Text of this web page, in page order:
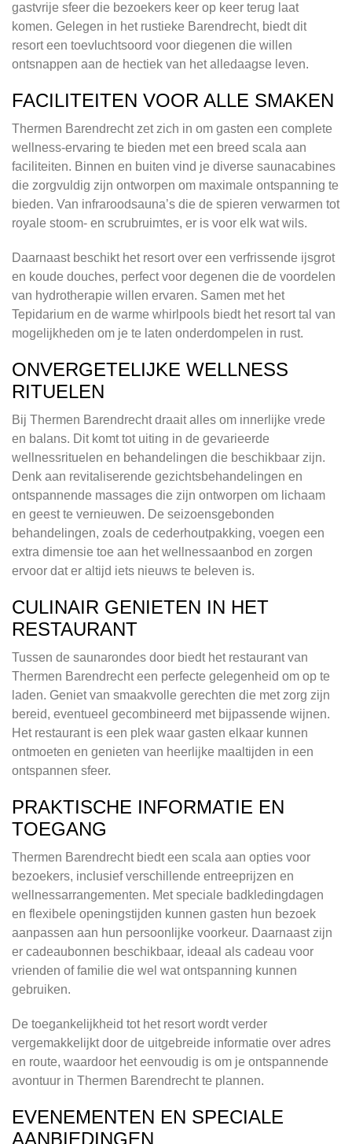
gastvrije sfeer die bezoekers keer op keer terug laat
komen. Gelegen in het rustieke Barendrecht, biedt dit
resort een toevluchtsoord voor diegenen die willen
ontsnappen aan de hectiek van het alledaagse leven.
FACILITEITEN VOOR ALLE SMAKEN
Thermen Barendrecht zet zich in om gasten een complete
wellness-ervaring te bieden met een breed scala aan
faciliteiten. Binnen en buiten vind je diverse saunacabines
die zorgvuldig zijn ontworpen om maximale ontspanning te
bieden. Van infraroodsauna’s die de spieren verwarmen tot
royale stoom- en scrubruimtes, er is voor elk wat wils.
Daarnaast beschikt het resort over een verfrissende ijsgrot
en koude douches, perfect voor degenen die de voordelen
van hydrotherapie willen ervaren. Samen met het
Tepidarium en de warme whirlpools biedt het resort tal van
mogelijkheden om je te laten onderdompelen in rust.
ONVERGETELIJKE WELLNESS
RITUELEN
Bij Thermen Barendrecht draait alles om innerlijke vrede
en balans. Dit komt tot uiting in de gevarieerde
wellnessrituelen en behandelingen die beschikbaar zijn.
Denk aan revitaliserende gezichtsbehandelingen en
ontspannende massages die zijn ontworpen om lichaam
en geest te vernieuwen. De seizoensgebonden
behandelingen, zoals de cederhoutpakking, voegen een
extra dimensie toe aan het wellnessaanbod en zorgen
ervoor dat er altijd iets nieuws te beleven is.
CULINAIR GENIETEN IN HET
RESTAURANT
Tussen de saunarondes door biedt het restaurant van
Thermen Barendrecht een perfecte gelegenheid om op te
laden. Geniet van smaakvolle gerechten die met zorg zijn
bereid, eventueel gecombineerd met bijpassende wijnen.
Het restaurant is een plek waar gasten elkaar kunnen
ontmoeten en genieten van heerlijke maaltijden in een
ontspannen sfeer.
PRAKTISCHE INFORMATIE EN
TOEGANG
Thermen Barendrecht biedt een scala aan opties voor
bezoekers, inclusief verschillende entreeprijzen en
wellnessarrangementen. Met speciale badkledingdagen
en flexibele openingstijden kunnen gasten hun bezoek
aanpassen aan hun persoonlijke voorkeur. Daarnaast zijn
er cadeaubonnen beschikbaar, ideaal als cadeau voor
vrienden of familie die wel wat ontspanning kunnen
gebruiken.
De toegankelijkheid tot het resort wordt verder
vergemakkelijkt door de uitgebreide informatie over adres
en route, waardoor het eenvoudig is om je ontspannende
avontuur in Thermen Barendrecht te plannen.
EVENEMENTEN EN SPECIALE
AANBIEDINGEN